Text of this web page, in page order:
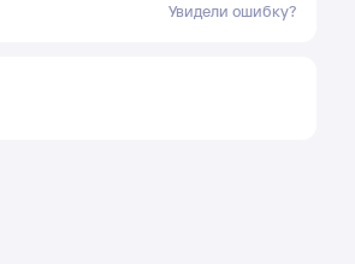
Увидели ошибку?